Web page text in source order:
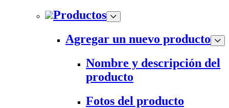
Productos
Agregar un nuevo producto
Nombre y descripción del
producto
Fotos del producto